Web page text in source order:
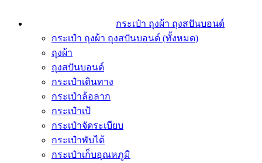
กระเป๋า ถุงผ้า ถุงสปันบอนด์
กระเป๋า ถุงผ้า ถุงสปันบอนด์ (ทั้งหมด)
ถุงผ้า
ถุงสปันบอนด์
กระเป๋าเดินทาง
กระเป๋าล้อลาก
กระเป๋าเป้
กระเป๋าจัดระเบียบ
กระเป๋าพับได้
กระเป๋าเก็บอุณหภูมิ